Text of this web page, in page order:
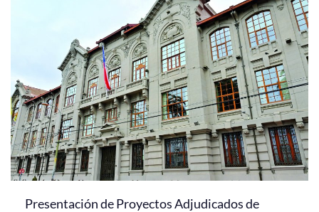
Presentación de Proyectos Adjudicados de